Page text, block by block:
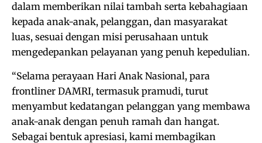
dalam memberikan nilai tambah serta kebahagiaan
kepada anak-anak, pelanggan, dan masyarakat
luas, sesuai dengan misi perusahaan untuk
mengedepankan pelayanan yang penuh kepedulian.
“Selama perayaan Hari Anak Nasional, para
frontliner DAMRI, termasuk pramudi, turut
menyambut kedatangan pelanggan yang membawa
anak-anak dengan penuh ramah dan hangat.
Sebagai bentuk apresiasi, kami membagikan